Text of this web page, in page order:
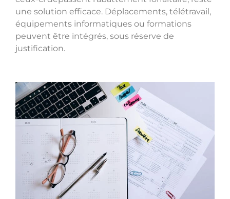
une solution efficace. Déplacements, télétravail,
équipements informatiques ou formations
peuvent être intégrés, sous réserve de
justification.